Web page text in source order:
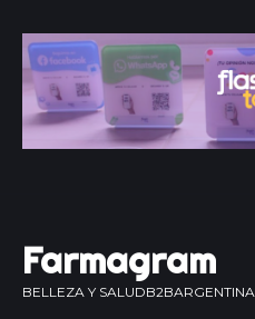
Farmagram
BELLEZA Y SALUDB2BARGENTINA